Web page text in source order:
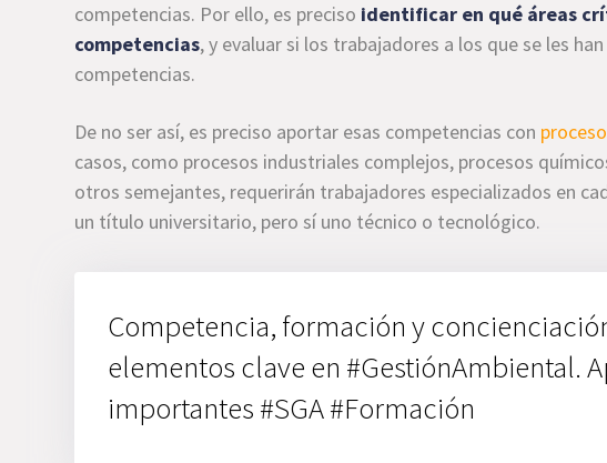
competencias. Por ello, es preciso identificar en qué áreas
competencias, y evaluar si los trabajadores a los que se les
competencias.
De no ser así, es preciso aportar esas competencias con
casos, como procesos industriales complejos, procesos
otros semejantes, requerirán trabajadores especializados en
un título universitario, pero sí uno técnico o tecnológico.
Competencia, formación y
elementos clave en #GestiónAmbiental.
importantes #SGA #Formación